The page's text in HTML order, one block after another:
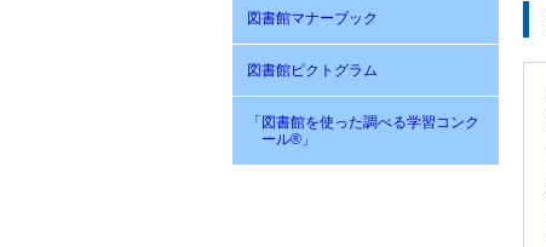
図書館マナーブック
図書館ピクトグラム
「図書館を使った調べる学習コンク
ール®」